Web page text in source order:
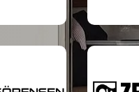
Passend
für: